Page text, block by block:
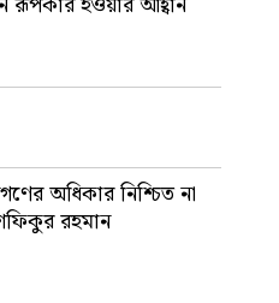
অধিকার নিশ্চিত না
রহমান